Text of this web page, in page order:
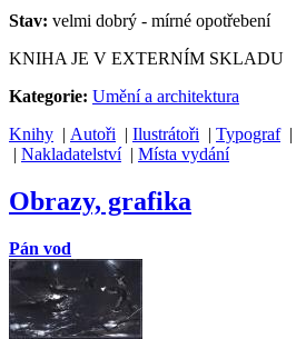
Stav: velmi dobrý - mírné opotřebení
KNIHA JE V EXTERNÍM SKLADU
Kategorie: Umění a architektura
Knihy | Autoři | Ilustrátoři | Typograf|
| Nakladatelství| Místa vydání
Obrazy, grafika
Pán vod